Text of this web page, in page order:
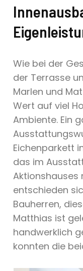
Wie bei der
der Terrasse
Marlen und
Wert auf viel
Ambiente. Ein
Eichenparkett
das im
Aktionshauses
entschieden
Bauherren,
Matthias ist
handwerklich
konnten die